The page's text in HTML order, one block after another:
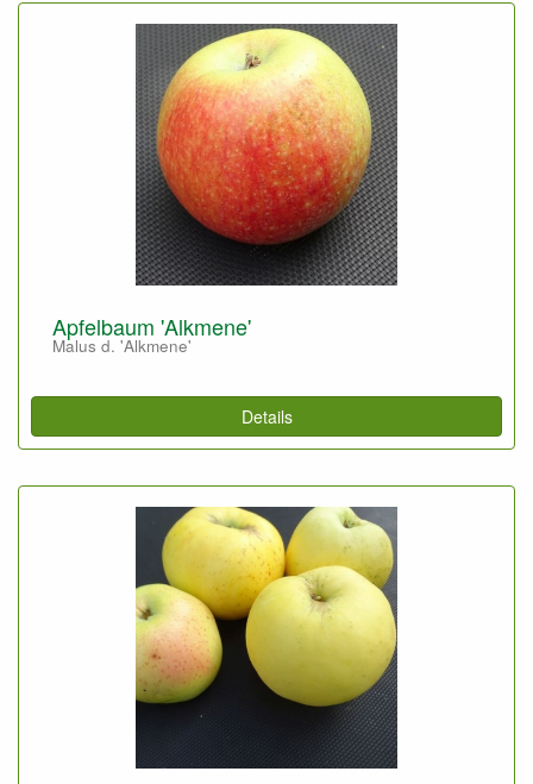
Apfelbaum 'Alkmene'
Malus d. 'Alkmene'
Details